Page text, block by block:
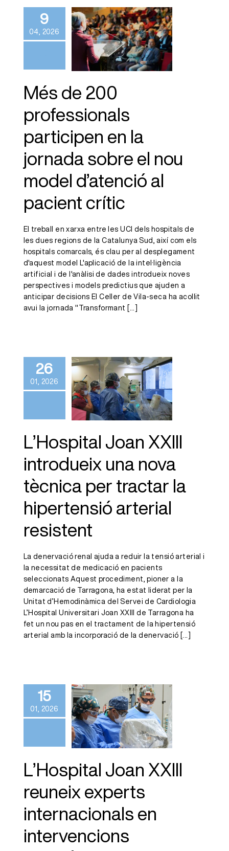
9
04, 2026
professionals
participen en la
jornada sobre
el nou model
d’atenció al
pacient crític
Més de 200
professionals
participen en la
jornada sobre el nou
model d’atenció al
pacient crític
El treball en xarxa entre les UCI dels hospitals de
les dues regions de la Catalunya Sud, així com els
hospitals comarcals, és clau per al desplegament
d'aquest model L'aplicació de la intel·ligència
artificial i de l'anàlisi de dades introdueix noves
perspectives i models predictius que ajuden a
anticipar decisions El Celler de Vila-seca ha acollit
avui la jornada "Transformant [...]
26
01, 2026
introdueix una
nova tècnica
per tractar la
hipertensió
resistent
L’Hospital Joan XXIII
introdueix una nova
tècnica per tractar la
hipertensió arterial
resistent
La denervació renal ajuda a reduir la tensió arterial i
la necessitat de medicació en pacients
seleccionats Aquest procediment, pioner a la
demarcació de Tarragona, ha estat liderat per la
Unitat d’Hemodinàmica del Servei de Cardiologia
L’Hospital Universitari Joan XXIII de Tarragona ha
fet un nou pas en el tractament de la hipertensió
arterial amb la incorporació de la denervació [...]
15
01, 2026
reuneix
experts
internacionals
en
intervencions
coronàries
avançades
L’Hospital Joan XXIII
reuneix experts
internacionals en
intervencions